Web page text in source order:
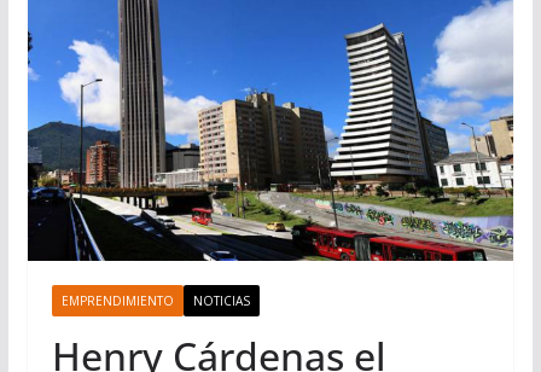
EMPRENDIMIENTO NOTICIAS
Henry Cárdenas el